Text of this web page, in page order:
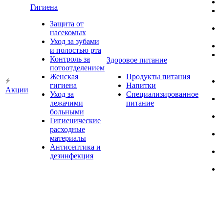
Акции
Гигиена
Защита от
насекомых
Уход за зубами
и полостью рта
Контроль за
потоотделением
Женская
гигиена
Уход за
лежачими
больными
Гигиенические
расходные
материалы
Антисептика и
дезинфекция
Здоровое питание
Продукты питания
Напитки
Специализированное
питание